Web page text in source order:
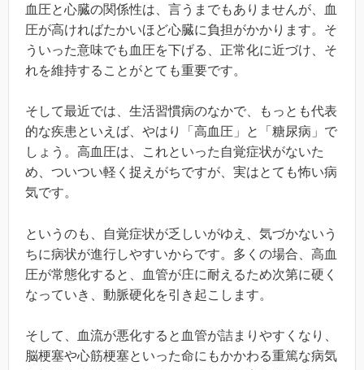
血圧と心臓の関係性は、言うまでもありませんが、血
圧が高ければたかいほど心臓に負担がかかります。そ
ういった意味でも血圧を下げる、正常化に近づけ、そ
れを維持することがとても重要です。
そして最近では、生活習慣病のなかで、もっとも代表
的な疾患といえば、やはり「高血圧」と「糖尿病」で
しょう。高血圧は、これといった自覚症状がないた
め、ついつい軽く捉えがちですが、実はとても怖い病
気です。
というのも、自覚症状が乏しいがゆえ、気づかないう
ちに病状が進行しやすいからです。多くの場合、高血
圧が常態化すると、血管が庄に耐えるため次第に硬く
なっていき、動脈硬化を引き起こします。
そして、血流が悪化すると血管が詰まりやすくなり、
脳梗塞や心筋梗塞といった命にもかかわる重篤な病気